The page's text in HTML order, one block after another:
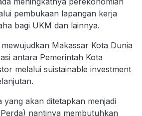
pembukaan lapangan kerja
bagi UKM dan lainnya.
Makassar Kota Dunia
antara Pemerintah Kota
melalui suistainable investment
yang akan ditetapkan menjadi
nantinya membutuhkan